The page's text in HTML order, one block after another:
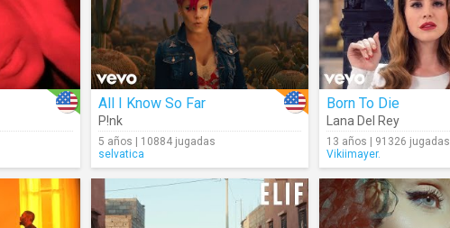
All I Know So Far
P!nk
5 años | 10884 jugadas
selvatica
Born To Die
Lana Del Rey
13 años | 91326 jugadas
Vikiimayer.